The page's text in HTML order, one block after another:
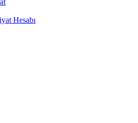
Hesabı